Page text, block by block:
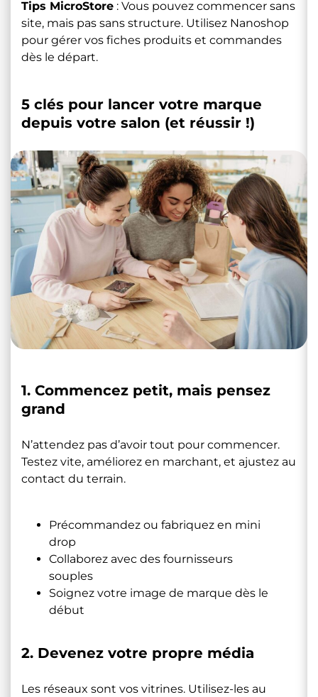
Tips MicroStore : Vous pouvez commencer sans
site, mais pas sans structure. Utilisez Nanoshop
pour gérer vos fiches produits et commandes
dès le départ.
5 clés pour lancer votre marque
depuis votre salon (et réussir !)
1. Commencez petit, mais pensez
grand
N’attendez pas d’avoir tout pour commencer.
Testez vite, améliorez en marchant, et ajustez au
contact du terrain.
Précommandez ou fabriquez en mini
drop
Collaborez avec des fournisseurs
souples
Soignez votre image de marque dès le
début
2. Devenez votre propre média
Les réseaux sont vos vitrines. Utilisez-les au